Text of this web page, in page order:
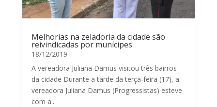
Melhorias na zeladoria da cidade são
reivindicadas por munícipes
18/12/2019
A vereadora Juliana Damus visitou três bairros
da cidade Durante a tarde da terça-feira (17), a
vereadora Juliana Damus (Progressistas) esteve
com a...